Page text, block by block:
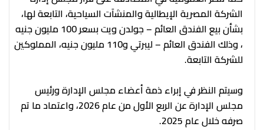
الشركة المصرية الإيطالية والمنشآت السياحية، التابعة لها،
بشأن بيع الفندق العائم – جولدن ويت بسعر 100 مليون جنيه
، وذلك الفندق العائم – ليبرتي و110 مليون جنيه، المملوكين
للشركة التابعة.
وسيتم النظر في إبراء ذمة أعضاء مجلس الإدارة ورئيس
مجلس الإدارة عن الربع الأول من عام 2026، واعتماد ما تم
صرفه خلال عام 2025.